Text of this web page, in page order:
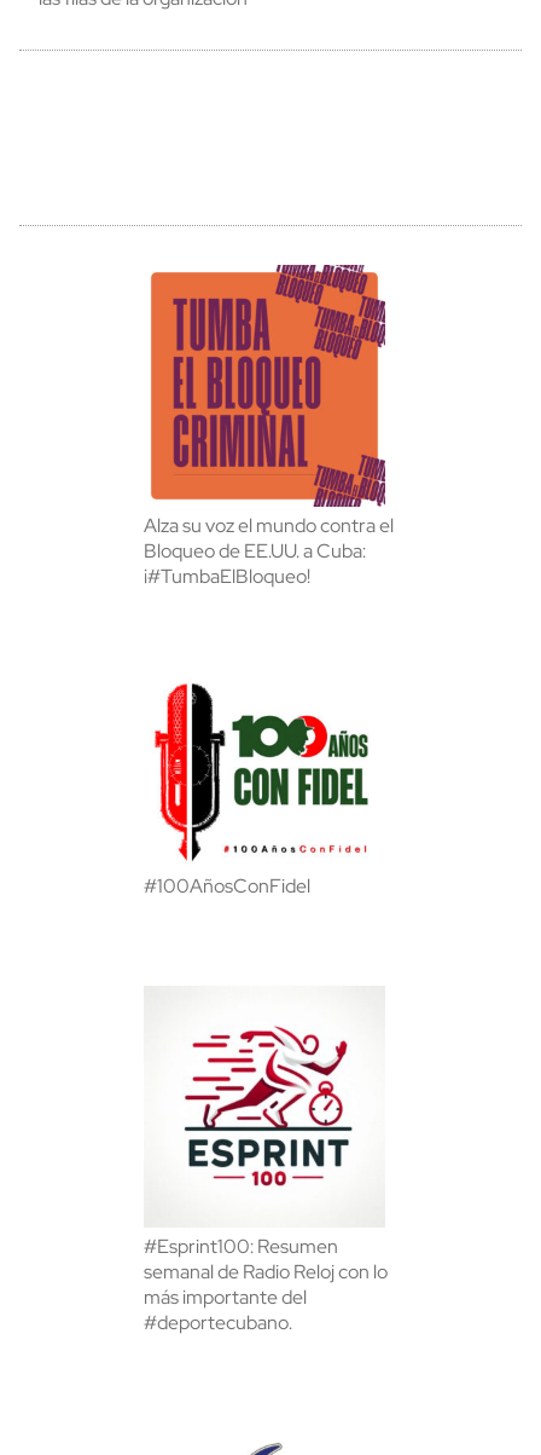
Alza su voz el mundo contra el
Bloqueo de EE.UU. a Cuba:
¡#TumbaElBloqueo!
#100AñosConFidel
#Esprint100: Resumen
semanal de Radio Reloj con lo
más importante del
#deportecubano.